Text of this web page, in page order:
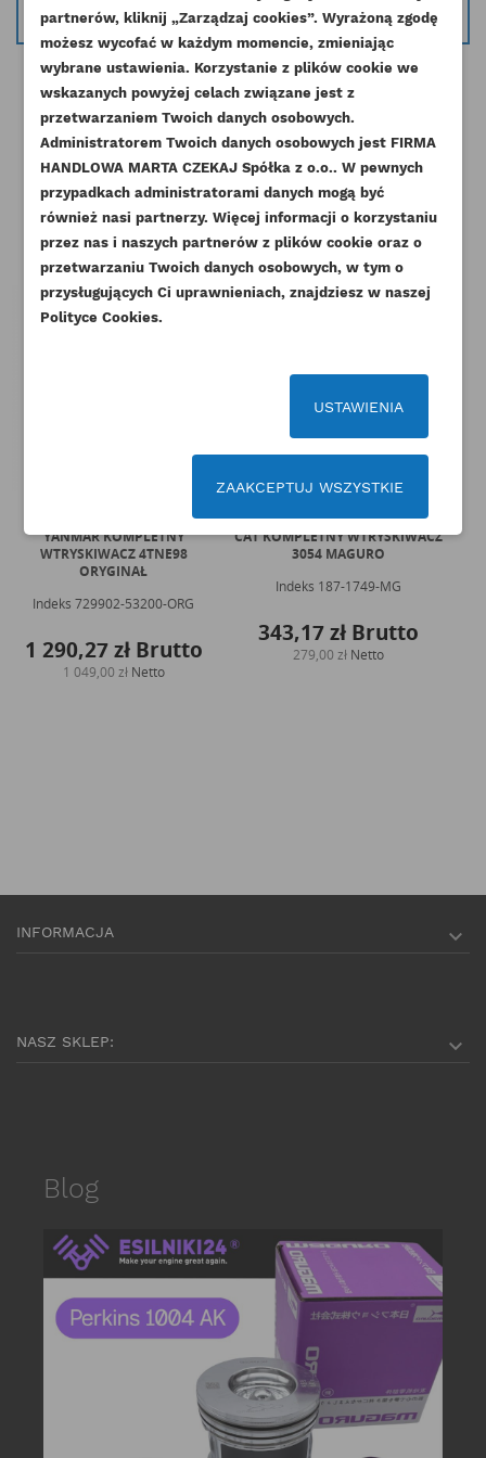
DODAJ DO LISTY ŻYCZEŃ
add_circle_outline Stwórz nową listę życzeń
UTWÓRZ LISTĘ ŻYCZEŃ
NAZWA LISTY ŻYCZEŃ
Anuluj Utwórz listę życzeń
ZALOGUJ SIĘ
Musisz być zalogowany by zapisać produkty na
swojej liście życzeń.
Anuluj Zaloguj się
info@esilniki24.pl
Pozostałe produkty w tej kategorii:
YANMAR KOMPLETNY
WTRYSKIWACZ 4TNE98
ORYGINAŁ
Indeks 729902-53200-ORG
1 290,27 złBrutto
1 049,00 zł Netto
CAT KOMPLETNY WTRYSKIWACZ
3054 MAGURO
Indeks 187-1749-MG
343,17 złBrutto
279,00 zł Netto
INFORMACJA 
NASZ SKLEP: 
Blog
partnerów, kliknij „Zarządzaj cookies”. Wyrażoną zgodę
możesz wycofać w każdym momencie, zmieniając
wybrane ustawienia. Korzystanie z plików cookie we
wskazanych powyżej celach związane jest z
przetwarzaniem Twoich danych osobowych.
Administratorem Twoich danych osobowych jest FIRMA
HANDLOWA MARTA CZEKAJ Spółka z o.o.. W pewnych
przypadkach administratorami danych mogą być
również nasi partnerzy. Więcej informacji o korzystaniu
przez nas i naszych partnerów z plików cookie oraz o
przetwarzaniu Twoich danych osobowych, w tym o
przysługujących Ci uprawnieniach, znajdziesz w naszej
Polityce Cookies.
USTAWIENIA
ZAAKCEPTUJ WSZYSTKIE